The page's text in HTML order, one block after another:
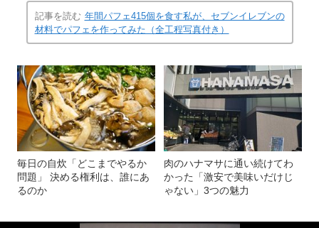
記事を読む 年間パフェ415個を食す私が、セブンイレブンの
材料でパフェを作ってみた（全工程写真付き）
毎日の自炊「どこまでやるか
問題」 決める権利は、誰にあ
るのか
肉のハナマサに通い続けてわ
かった「激安で美味いだけじ
ゃない」3つの魅力